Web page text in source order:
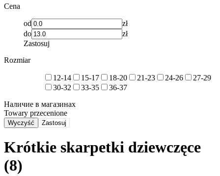
Cena
od
zł
do
zł
Zastosuj
Rozmiar
12-14 15-17 18-20 21-23 24-26
27-29
30-32
33-35
36-37
Наличие в магазинах
Towary przecenione
Wyczyść Zastosuj
Krótkie skarpetki dziewczęce
(8)